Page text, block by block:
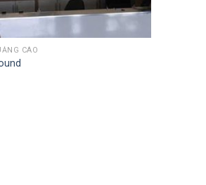
CÁO